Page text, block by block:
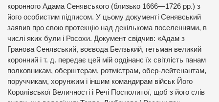
коронного Адама Сенявського (близько 1666—1726 рр.) з
його особистим підписом. У цьому документі Сенявський
заявив про свою протекцію над декількома поселеннями, в
числі яких були і Росохи. Документ свідчив: «Адам з
Гранова Сенявський, воєвода Белзький, гетьман великий
коронний і т. д. передає цей мій ордінанс їх світлість панам
полковникам, оберштерам, ротмістрам, обер-лейтенантам,
поруччикам, хорунжим і іншим командирам військ Його
Королівської Величності і Речі Посполитої, щоб з його слів